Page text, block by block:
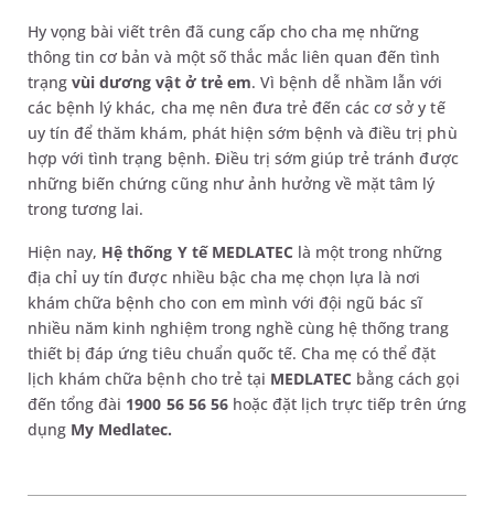
Hy vọng bài viết trên đã cung cấp cho cha mẹ những
thông tin cơ bản và một số thắc mắc liên quan đến tình
trạngvùi dương vật ở trẻ em. Vì bệnh dễ nhầm lẫn với
các bệnh lý khác, cha mẹ nên đưa trẻ đến các cơ sở y tế
uy tín để thăm khám, phát hiện sớm bệnh và điều trị phù
hợp với tình trạng bệnh. Điều trị sớm giúp trẻ tránh được
những biến chứng cũng như ảnh hưởng về mặt tâm lý
trong tương lai.
Hiện nay, Hệ thống Y tế MEDLATEClà một trong những
địa chỉ uy tín được nhiều bậc cha mẹ chọn lựa là nơi
khám chữa bệnh cho con em mình với đội ngũ bác sĩ
nhiều năm kinh nghiệm trong nghề cùng hệ thống trang
thiết bị đáp ứng tiêu chuẩn quốc tế. Cha mẹ có thể đặt
lịch khám chữa bệnh cho trẻ tại MEDLATEC bằng cách gọi
đến tổng đài 1900 56 56 56hoặc đặt lịch trực tiếp trên ứng
dụng My Medlatec.